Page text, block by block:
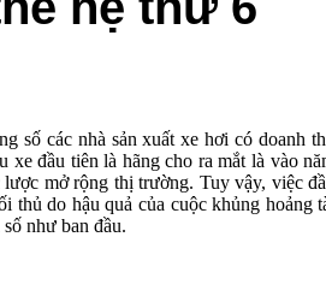
số các nhà sản xuất xe hơi có doanh
đầu tiên là hãng cho ra mắt là vào
mở rộng thị trường. Tuy vậy, việc
do hậu quả của cuộc khủng hoảng
như ban đầu.